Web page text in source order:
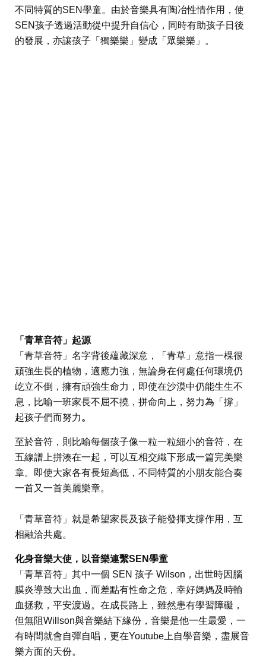
不同特質的SEN學童。由於音樂具有陶冶性情作用，使
SEN孩子透過活動從中提升自信心，同時有助孩子日後
的發展，亦讓孩子「獨樂樂」變成「眾樂樂」。
「青草音符」起源
「青草音符」名字背後蘊藏深意，「青草」意指一棵很
頑強生長的植物，適應力強，無論身在何處任何環境仍
屹立不倒，擁有頑強生命力，即使在沙漠中仍能生生不
息，比喻一班家長不屈不撓，拼命向上，努力為「撐」
起孩子們而努力。
至於音符，則比喻每個孩子像一粒一粒細小的音符，在
五線譜上拼湊在一起，可以互相交織下形成一篇完美樂
章。即使大家各有長短高低，不同特質的小朋友能合奏
一首又一首美麗樂章。
「青草音符」就是希望家長及孩子能發揮支撐作用，互
相融洽共處。
化身音樂大使，以音樂連繫SEN學童
「青草音符」其中一個 SEN 孩子 Wilson，出世時因腦
膜炎導致大出血，而差點有性命之危，幸好媽媽及時輸
血拯救，平安渡過。在成長路上，雖然患有學習障礙，
但無阻Willson與音樂結下緣份，音樂是他一生最愛，一
有時間就會自彈自唱，更在Youtube上自學音樂，盡展音
樂方面的天份。